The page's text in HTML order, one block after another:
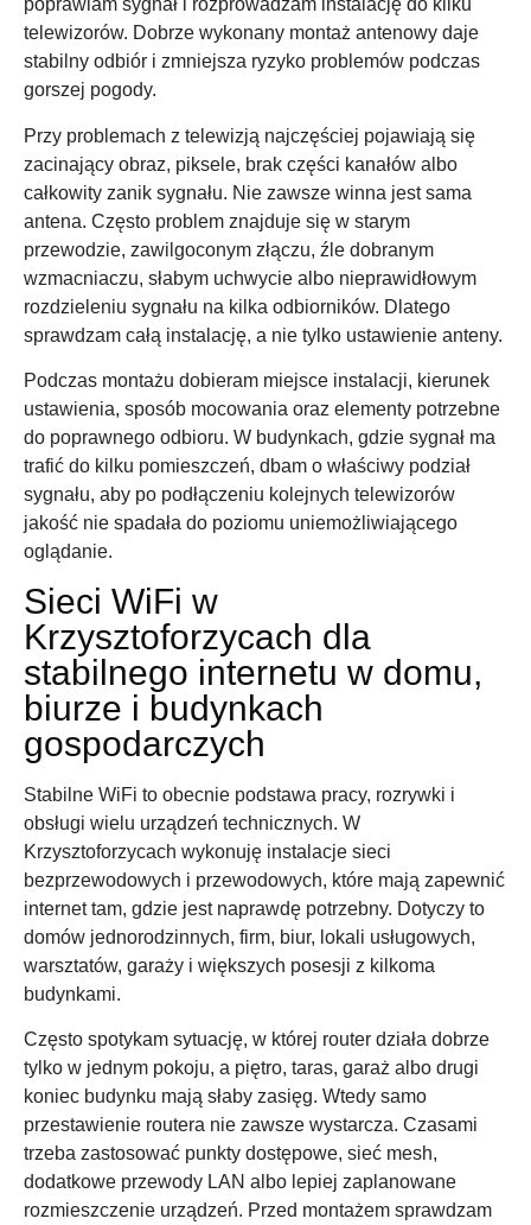
poprawiam sygnał i rozprowadzam instalację do kilku
telewizorów. Dobrze wykonany montaż antenowy daje
stabilny odbiór i zmniejsza ryzyko problemów podczas
gorszej pogody.
Przy problemach z telewizją najczęściej pojawiają się
zacinający obraz, piksele, brak części kanałów albo
całkowity zanik sygnału. Nie zawsze winna jest sama
antena. Często problem znajduje się w starym
przewodzie, zawilgoconym złączu, źle dobranym
wzmacniaczu, słabym uchwycie albo nieprawidłowym
rozdzieleniu sygnału na kilka odbiorników. Dlatego
sprawdzam całą instalację, a nie tylko ustawienie anteny.
Podczas montażu dobieram miejsce instalacji, kierunek
ustawienia, sposób mocowania oraz elementy potrzebne
do poprawnego odbioru. W budynkach, gdzie sygnał ma
trafić do kilku pomieszczeń, dbam o właściwy podział
sygnału, aby po podłączeniu kolejnych telewizorów
jakość nie spadała do poziomu uniemożliwiającego
oglądanie.
Sieci WiFi w
Krzysztoforzycach dla
stabilnego internetu w domu,
biurze i budynkach
gospodarczych
Stabilne WiFi to obecnie podstawa pracy, rozrywki i
obsługi wielu urządzeń technicznych. W
Krzysztoforzycach wykonuję instalacje sieci
bezprzewodowych i przewodowych, które mają zapewnić
internet tam, gdzie jest naprawdę potrzebny. Dotyczy to
domów jednorodzinnych, firm, biur, lokali usługowych,
warsztatów, garaży i większych posesji z kilkoma
budynkami.
Często spotykam sytuację, w której router działa dobrze
tylko w jednym pokoju, a piętro, taras, garaż albo drugi
koniec budynku mają słaby zasięg. Wtedy samo
przestawienie routera nie zawsze wystarcza. Czasami
trzeba zastosować punkty dostępowe, sieć mesh,
dodatkowe przewody LAN albo lepiej zaplanowane
rozmieszczenie urządzeń. Przed montażem sprawdzam